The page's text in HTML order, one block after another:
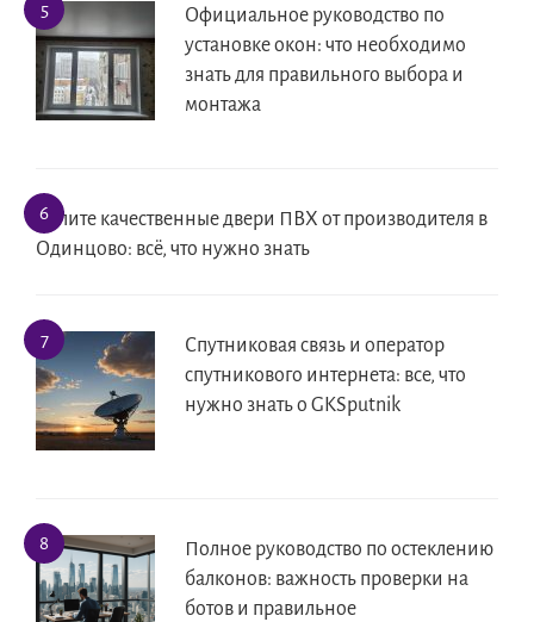
Официальное руководство по
установке окон: что необходимо
знать для правильного выбора и
монтажа
Купите качественные двери ПВХ от производителя в
Одинцово: всё, что нужно знать
Спутниковая связь и оператор
спутникового интернета: все, что
нужно знать о GKSputnik
Полное руководство по остеклению
балконов: важность проверки на
ботов и правильное